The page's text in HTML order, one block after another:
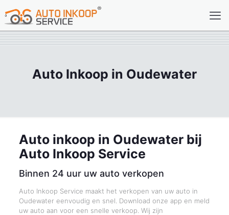
Auto Inkoop in Oudewater
Auto inkoop in Oudewater bij
Auto Inkoop Service
Binnen 24 uur uw auto verkopen
Auto Inkoop Service maakt het verkopen van uw auto in
Oudewater eenvoudig en snel. Download onze app en meld
uw auto aan voor een snelle verkoop. Wij zijn